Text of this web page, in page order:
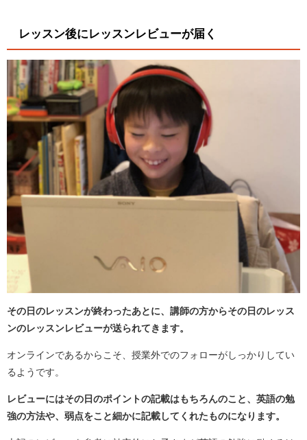
レッスン後にレッスンレビューが届く
その日のレッスンが終わったあとに、講師の方からその日のレッス
ンのレッスンレビューが送られてきます。
オンラインであるからこそ、授業外でのフォローがしっかりしてい
るようです。
レビューにはその日のポイントの記載はもちろんのこと、英語の勉
強の方法や、弱点をこと細かに記載してくれたものになります。